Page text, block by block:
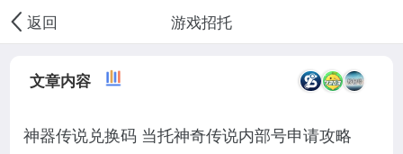
返回 游戏招托
文章内容
神器传说兑换码 当托神奇传说内部号申请攻略